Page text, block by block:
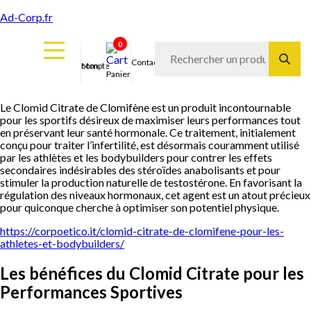
Ad-Corp.fr
Mon compte
0
Panier
Contact
Le Clomid Citrate de Clomifène est un produit incontournable
pour les sportifs désireux de maximiser leurs performances tout
en préservant leur santé hormonale. Ce traitement, initialement
conçu pour traiter l’infertilité, est désormais couramment utilisé
par les athlètes et les bodybuilders pour contrer les effets
secondaires indésirables des stéroïdes anabolisants et pour
stimuler la production naturelle de testostérone. En favorisant la
régulation des niveaux hormonaux, cet agent est un atout précieux
pour quiconque cherche à optimiser son potentiel physique.
https://corpoetico.it/clomid-citrate-de-clomifene-pour-les-
athletes-et-bodybuilders/
Les bénéfices du Clomid Citrate pour les
Performances Sportives